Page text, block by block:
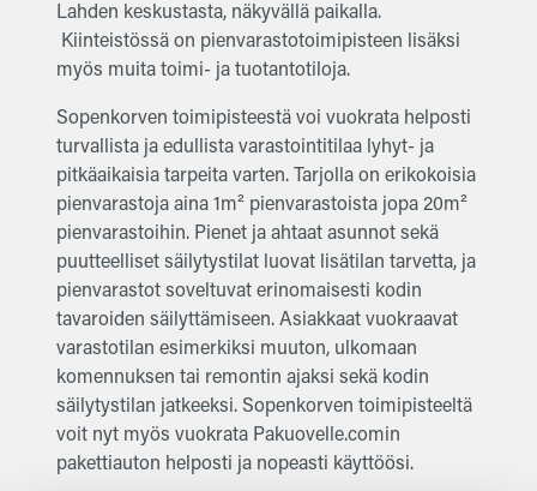
Lahden keskustasta, näkyvällä paikalla.
Kiinteistössä on pienvarastotoimipisteen lisäksi
myös muita toimi- ja tuotantotiloja.
Sopenkorven toimipisteestä voi vuokrata helposti
turvallista ja edullista varastointitilaa lyhyt- ja
pitkäaikaisia tarpeita varten. Tarjolla on erikokoisia
pienvarastoja aina 1m² pienvarastoista jopa 20m²
pienvarastoihin. Pienet ja ahtaat asunnot sekä
puutteelliset säilytystilat luovat lisätilan tarvetta, ja
pienvarastot soveltuvat erinomaisesti kodin
tavaroiden säilyttämiseen. Asiakkaat vuokraavat
varastotilan esimerkiksi muuton, ulkomaan
komennuksen tai remontin ajaksi sekä kodin
säilytystilan jatkeeksi. Sopenkorven toimipisteeltä
voit nyt myös vuokrata Pakuovelle.comin
pakettiauton helposti ja nopeasti käyttöösi.